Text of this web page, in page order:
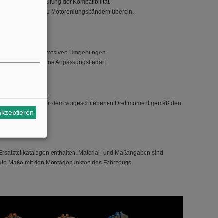
und zur Prüfung der Kompatibilität.
Angaben zu Motorerdungsbändern überein.
in korrosiven Umgebungen.
Nachrüstung ohne Anpassungsbedarf.
Verbindung.
ziehen Sie sie mit dem vorgeschriebenen Drehmoment gemäß den
enthalten. Material- und Maßangaben sind
Maße mit den Montagepunkten des Fahrzeugs.